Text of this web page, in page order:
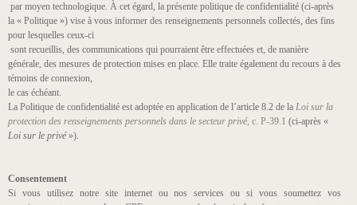
par moyen technologique. À cet égard, la présente politique de confidentialité (ci-après
la « Politique ») vise à vous informer des renseignements personnels collectés, des fins
pour lesquelles ceux-ci
sont recueillis, des communications qui pourraient être effectuées et, de manière
générale, des mesures de protection mises en place. Elle traite également du recours à des
témoins de connexion,
le cas échéant.
La Politique de confidentialité est adoptée en application de l’article 8.2 de la Loi sur la
protection des renseignements personnels dans le secteur privé, c. P-39.1 (ci-après «
Loi sur le privé»).
Consentement
Si vous utilisez notre site internet ou nos services ou si vous soumettez vos